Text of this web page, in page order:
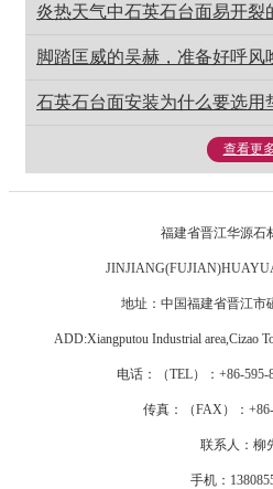
炎热天气中石英石台面易开裂
脚踏匡威的吴赫，准备好呼风
石英石台面安装为什么要选用
查看更
福建省晋江华源石
地址：中国福建省晋江市
ADD:Xiangputou Industrial area,Cizao
电话：（TEL）：+86-595-
传真：（FAX）：
联系人：柳
手机：